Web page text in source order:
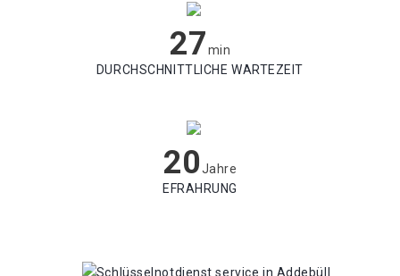
27min
DURCHSCHNITTLICHE WARTEZEIT
20Jahre
EFRAHRUNG